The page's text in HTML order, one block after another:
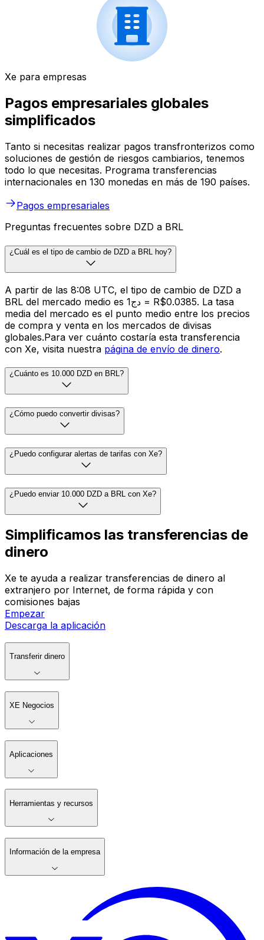
Xe para empresas
Pagos empresariales globales
simplificados
Tanto si necesitas realizar pagos transfronterizos como
soluciones de gestión de riesgos cambiarios, tenemos
todo lo que necesitas. Programa transferencias
internacionales en 130 monedas en más de 190 países.
Pagos empresariales
Preguntas frecuentes sobre DZD a BRL
¿Cuál es el tipo de cambio de DZD a BRL hoy?
A partir de las 8:08 UTC, el tipo de cambio de DZD a
BRL del mercado medio es دج1 = R$0.0385. La tasa
media del mercado es el punto medio entre los precios
de compra y venta en los mercados de divisas
globales.Para ver cuánto costaría esta transferencia
con Xe, visita nuestra página de envío de dinero.
¿Cuánto es 10.000 DZD en BRL?
¿Cómo puedo convertir divisas?
¿Puedo configurar alertas de tarifas con Xe?
¿Puedo enviar 10.000 DZD a BRL con Xe?
Simplificamos las transferencias de
dinero
Xe te ayuda a realizar transferencias de dinero al
extranjero por Internet, de forma rápida y con
comisiones bajas
Empezar
Descarga la aplicación
Transferir dinero
XE Negocios
Aplicaciones
Herramientas y recursos
Información de la empresa